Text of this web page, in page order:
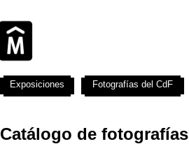
Catálogo de fotografías
Exposiciones Fotografías del CdF